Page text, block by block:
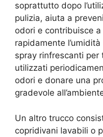
soprattutto dopo
pulizia, aiuta a
odori e contribuisce
rapidamente
spray rinfrescanti per
utilizzati
odori e donare una
gradevole
Un altro trucco
copridivani lavabili o